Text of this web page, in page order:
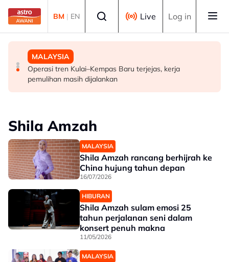
Skip to main content
BM | EN Live Log in
MALAYSIA
FMBA sambut baik arahan PM percepat kelulusan
pekerja asing sektor restoran
POLITIK
'Siapa akan pergi, siapa diperintah pergi? Tunggu dan
lihat'- Zahid
MALAYSIA
Operasi tren Kulai–Kempas Baru terjejas, kerja
pemulihan masih dijalankan
Shila Amzah
MALAYSIA
Shila Amzah rancang berhijrah ke
China hujung tahun depan
16/07/2026
HIBURAN
Shila Amzah sulam emosi 25
tahun perjalanan seni dalam
konsert penuh makna
11/05/2026
MALAYSIA